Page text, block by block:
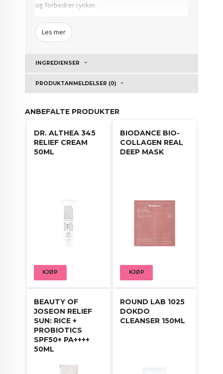
og forbedrer rynker.
Bruksanvisning: Etter rensing bruk spatelen som
følger med for å ta ut og påføre øyepatchene.
Les mer
INGREDIENSER
PRODUKTANMELDELSER (0)
ANBEFALTE PRODUKTER
DR. ALTHEA 345
RELIEF CREAM
50ML
KJØP
BIODANCE BIO-
COLLAGEN REAL
DEEP MASK
KJØP
BEAUTY OF
JOSEON RELIEF
SUN: RICE +
PROBIOTICS
SPF50+ PA++++
50ML
ROUND LAB 1025
DOKDO
CLEANSER 150ML